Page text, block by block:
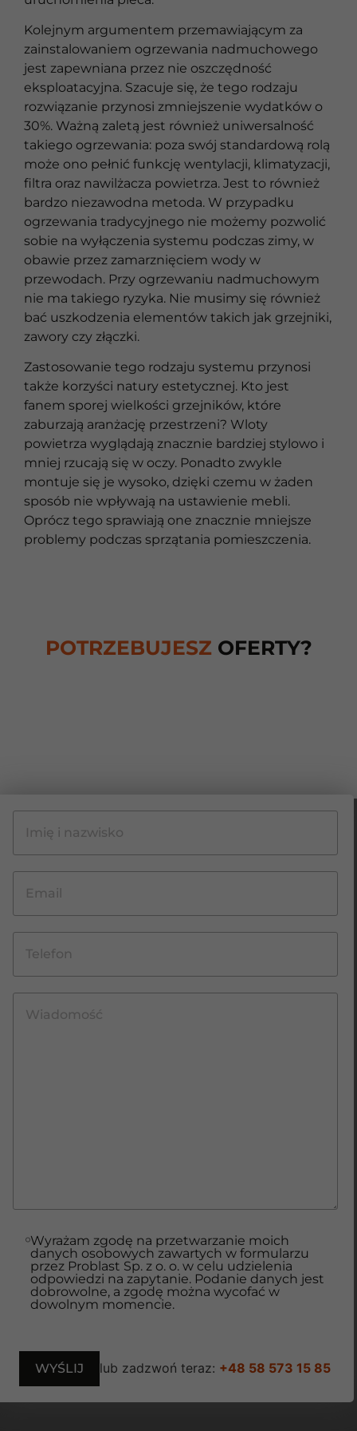
Kolejnym argumentem przemawiającym za
zainstalowaniem ogrzewania nadmuchowego
jest zapewniana przez nie oszczędność
eksploatacyjna. Szacuje się, że tego rodzaju
rozwiązanie przynosi zmniejszenie wydatków o
30%. Ważną zaletą jest również uniwersalność
takiego ogrzewania: poza swój standardową rolą
może ono pełnić funkcję wentylacji, klimatyzacji,
filtra oraz nawilżacza powietrza. Jest to również
bardzo niezawodna metoda. W przypadku
ogrzewania tradycyjnego nie możemy pozwolić
sobie na wyłączenia systemu podczas zimy, w
obawie przez zamarznięciem wody w
przewodach. Przy ogrzewaniu nadmuchowym
nie ma takiego ryzyka. Nie musimy się również
bać uszkodzenia elementów takich jak grzejniki,
zawory czy złączki.
Zastosowanie tego rodzaju systemu przynosi
także korzyści natury estetycznej. Kto jest
fanem sporej wielkości grzejników, które
zaburzają aranżację przestrzeni? Wloty
powietrza wyglądają znacznie bardziej stylowo i
mniej rzucają się w oczy. Ponadto zwykle
montuje się je wysoko, dzięki czemu w żaden
sposób nie wpływają na ustawienie mebli.
Oprócz tego sprawiają one znacznie mniejsze
problemy podczas sprzątania pomieszczenia.
POTRZEBUJESZ OFERTY?
Wyrażam zgodę na przetwarzanie moich
danych osobowych zawartych w formularzu
przez Problast Sp. z o. o. w celu udzielenia
odpowiedzi na zapytanie. Podanie danych jest
dobrowolne, a zgodę można wycofać w
dowolnym momencie.
lub zadzwoń teraz: +48 58 573 15 85